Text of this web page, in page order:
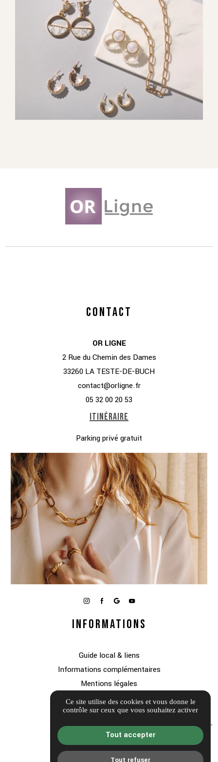
CONTACT
OR LIGNE
2 Rue du Chemin des Dames
33260 LA TESTE-DE-BUCH
contact@orligne.fr
05 32 00 20 53
ITINÉRAIRE
Parking privé gratuit
INFORMATIONS
Guide local & liens
Informations complémentaires
Mentions légales
Politique de confidentialité
Gestion des cookies
Ce site utilise des cookies et vous donne le
contrôle sur ceux que vous souhaitez activer
Tout accepter
Tout refuser